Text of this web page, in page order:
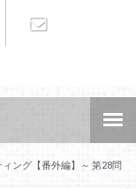
ング【番外編】～ 第28問